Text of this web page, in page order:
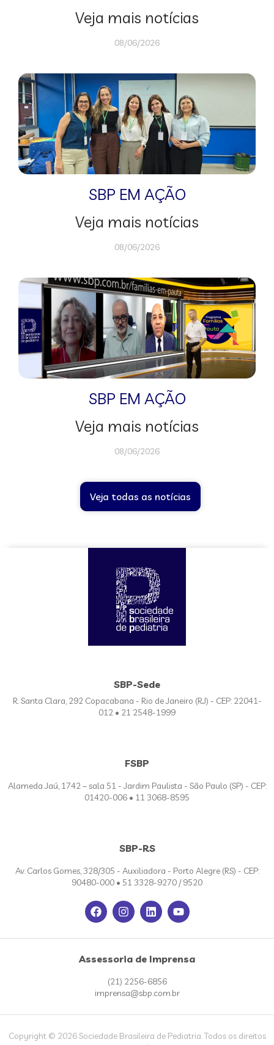
Veja mais notícias
08/06/2026
SBP EM AÇÃO
Veja mais notícias
08/06/2026
SBP EM AÇÃO
Veja mais notícias
08/06/2026
Veja todas as notícias
SBP-Sede
R. Santa Clara, 292 Copacabana - Rio de Janeiro (RJ) - CEP: 22041-
012 • 21 2548-1999
FSBP
Alameda Jaú, 1742 – sala 51 - Jardim Paulista - São Paulo (SP) - CEP:
01420-006 • 11 3068-8595
SBP-RS
Av. Carlos Gomes, 328/305 - Auxiliadora - Porto Alegre (RS) - CEP:
90480-000 • 51 3328-9270 / 9520
Assessoria de Imprensa
(21) 2256-6856
imprensa@sbp.com.br
Copyright © 2026 Sociedade Brasileira de Pediatria. Todos os direitos